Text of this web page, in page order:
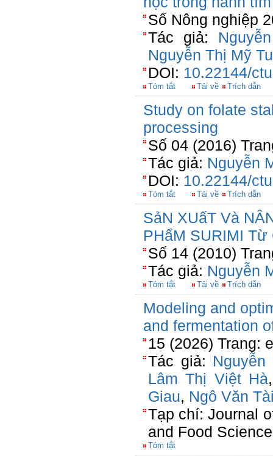
Số Nông nghiệp
Tác giả:
Nguyễn Thị Mỹ
DOI: 10.22144/
Tóm tắt Tải về Trích dẫn
Study on folate
processing
Số 04 (2016)
Tác giả: Nguyễn
DOI: 10.22144/
Tóm tắt Tải về Trích dẫn
SảN XUấT Và
PHẩM SURIMI Từ
Số 14 (2010)
Tác giả: Nguyễn
Tóm tắt Tải về Trích dẫn
Modeling and
and fermentation
15 (2026) Trang:
Tác giả: Nguyễn
Lâm Thị Việt Hà
Giau, Ngô Văn
Tạp chí: Journal
and Food Science
Tóm tắt